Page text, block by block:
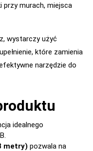
przy murach, miejsca
wystarczy użyć
które zamienia
narzędzie do
idealnego
metry) pozwala na